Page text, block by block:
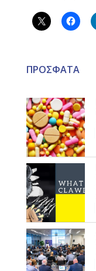
ΠΡΟΣΦΑΤΑ